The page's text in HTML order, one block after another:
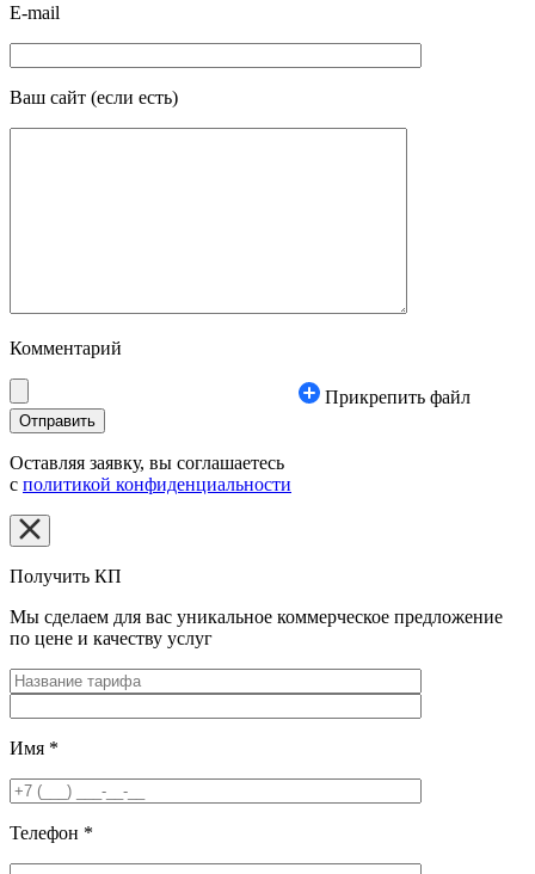
E-mail
Ваш сайт (если есть)
Комментарий
Прикрепить файл
Оставляя заявку, вы соглашаетесь
с политикой конфиденциальности
Получить КП
Мы сделаем для вас уникальное коммерческое предложение
по цене и качеству услуг
Имя *
Телефон *